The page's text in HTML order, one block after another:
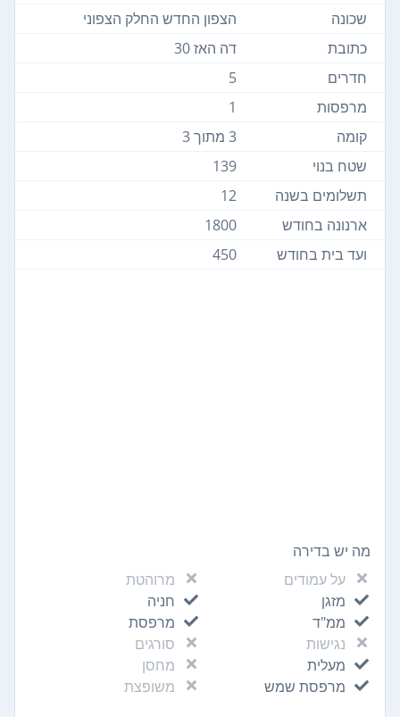
שכונה
הצפון החדש החלק הצפוני
כתובת
דה האז 30
חדרים
5
מרפסות
1
קומה
3 מתוך 3
שטח בנוי
139
תשלומים בשנה
12
ארנונה בחודש
1800
ועד בית בחודש
450
מה יש בדירה
על עמודים
מרוהטת
מזגן
חניה
ממ"ד
מרפסת
נגישות
סורגים
מעלית
מחסן
מרפסת שמש
משופצת